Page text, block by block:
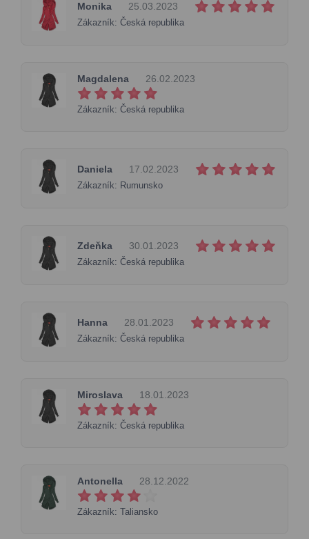
Monika 25.03.2023
Zákazník: Česká republika
Magdalena 26.02.2023
Zákazník: Česká republika
Daniela 17.02.2023
Zákazník: Rumunsko
Zdeňka 30.01.2023
Zákazník: Česká republika
Hanna 28.01.2023
Zákazník: Česká republika
Miroslava 18.01.2023
Zákazník: Česká republika
Antonella 28.12.2022
Zákazník: Taliansko